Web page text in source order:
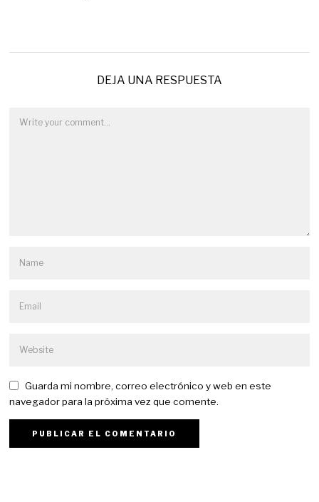
DEJA UNA RESPUESTA
Guarda mi nombre, correo electrónico y web en este
navegador para la próxima vez que comente.